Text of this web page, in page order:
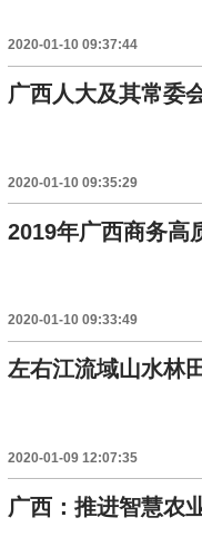
2020-01-10 09:37:44
广西人大及其常委
2020-01-10 09:35:29
2019年广西商务高
2020-01-10 09:33:49
左右江流域山水林
2020-01-09 12:07:35
广西：推进智慧农